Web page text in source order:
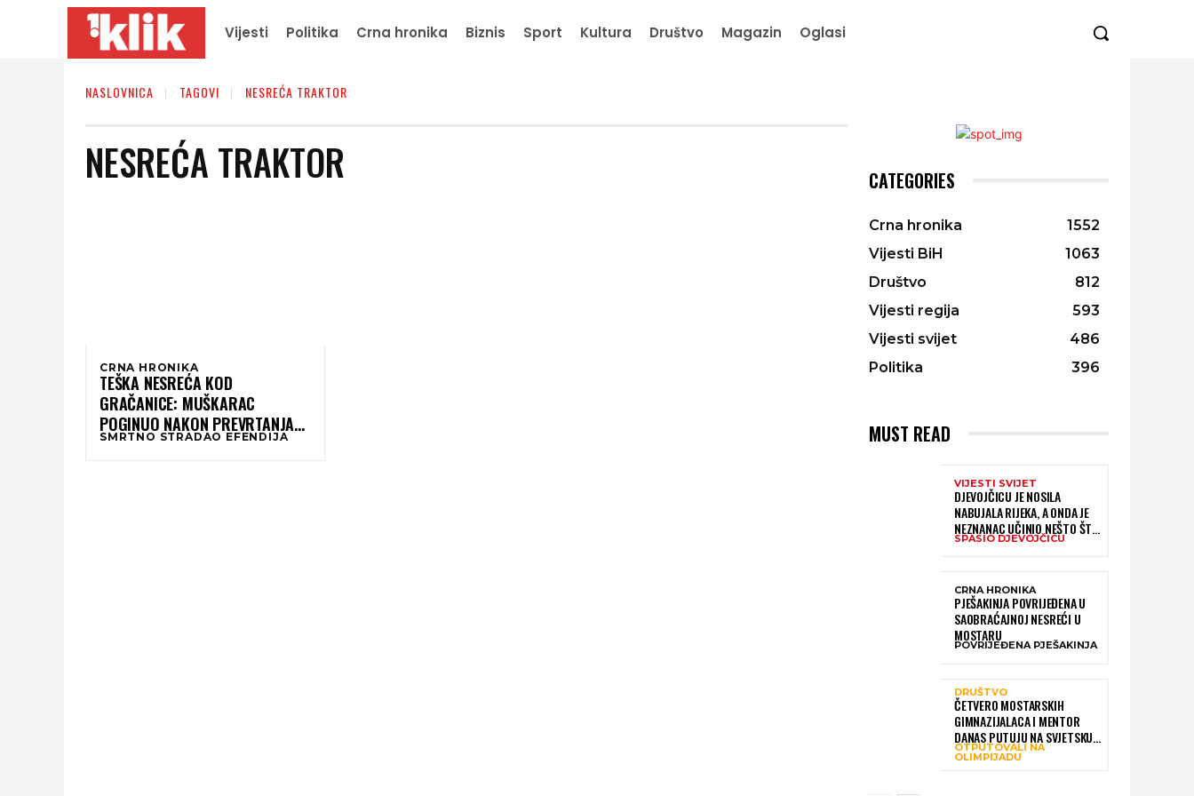
Vijesti Politika Crna hronika Biznis Sport Kultura Društvo Magazin Oglasi
NASLOVNICA TAGOVI NESREĆA TRAKTOR
NESREĆA TRAKTOR
CRNA HRONIKA
TEŠKA NESREĆA KOD
GRAČANICE: MUŠKARAC
POGINUO NAKON PREVRTANJA
TRAKTORA
SMRTNO STRADAO EFENDIJA
CATEGORIES
Crna hronika
1552
Vijesti BiH
1063
Društvo
812
Vijesti regija
593
Vijesti svijet
486
Politika
396
MUST READ
VIJESTI SVIJET
DJEVOJČICU JE NOSILA
NABUJALA RIJEKA, A ONDA JE
NEZNANAC UČINIO NEŠTO ŠTO
JE MNOGE OSTAVILO BEZ RIJEČI
SPASIO DJEVOJČICU
CRNA HRONIKA
PJEŠAKINJA POVRIJEĐENA U
SAOBRAĆAJNOJ NESREĆI U
MOSTARU
POVRIJEĐENA PJEŠAKINJA
DRUŠTVO
ČETVERO MOSTARSKIH
GIMNAZIJALACA I MENTOR
DANAS PUTUJU NA SVJETSKU
OLIMPIJADU IZ AI:
OTPUTOVALI NA
OLIMPIJADU